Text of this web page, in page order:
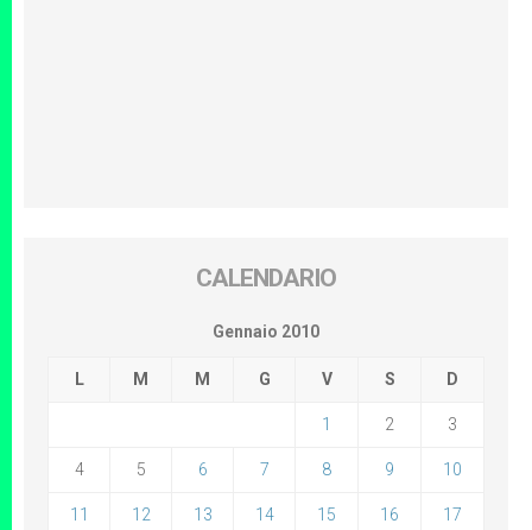
CALENDARIO
Gennaio 2010
L M M G V S D
1 2 3
4 5 6 7 8 9 10
11 12 13 14 15 16 17